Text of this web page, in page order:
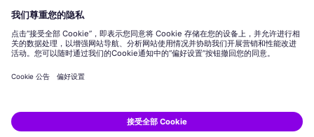
勞動條件申請
Siemens Energy 是 Siemens AG 授權的商標。